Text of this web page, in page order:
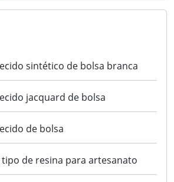
sintético de bolsa branca
jacquard de bolsa
de bolsa
de resina para artesanato